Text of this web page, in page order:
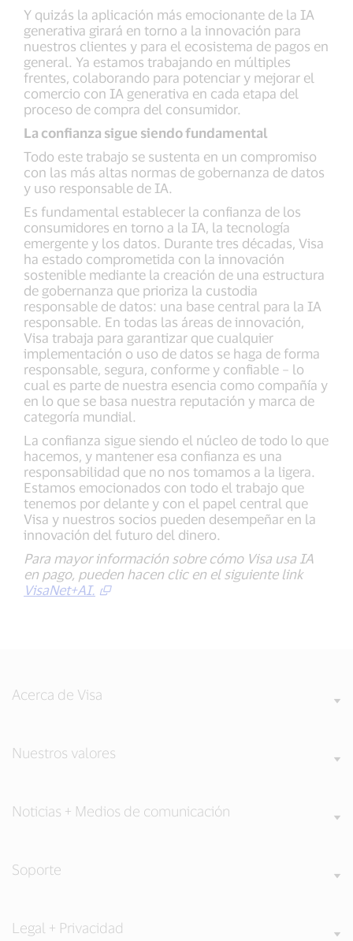
Y quizás la aplicación más emocionante de la IA
generativa girará en torno a la innovación para
nuestros clientes y para el ecosistema de pagos en
general. Ya estamos trabajando en múltiples
frentes, colaborando para potenciar y mejorar el
comercio con IA generativa en cada etapa del
proceso de compra del consumidor.
La confianza sigue siendo fundamental
Todo este trabajo se sustenta en un compromiso
con las más altas normas de gobernanza de datos
y uso responsable de IA.
Es fundamental establecer la confianza de los
consumidores en torno a la IA, la tecnología
emergente y los datos. Durante tres décadas, Visa
ha estado comprometida con la innovación
sostenible mediante la creación de una estructura
de gobernanza que prioriza la custodia
responsable de datos: una base central para la IA
responsable. En todas las áreas de innovación,
Visa trabaja para garantizar que cualquier
implementación o uso de datos se haga de forma
responsable, segura, conforme y confiable – lo
cual es parte de nuestra esencia como compañía y
en lo que se basa nuestra reputación y marca de
categoría mundial.
La confianza sigue siendo el núcleo de todo lo que
hacemos, y mantener esa confianza es una
responsabilidad que no nos tomamos a la ligera.
Estamos emocionados con todo el trabajo que
tenemos por delante y con el papel central que
Visa y nuestros socios pueden desempeñar en la
innovación del futuro del dinero.​
Para mayor información sobre cómo Visa usa IA
en pago, pueden hacen clic en el siguiente link
VisaNet+AI.
Acerca de Visa
Nuestros valores
Noticias + Medios de comunicación
Soporte
Legal + Privacidad